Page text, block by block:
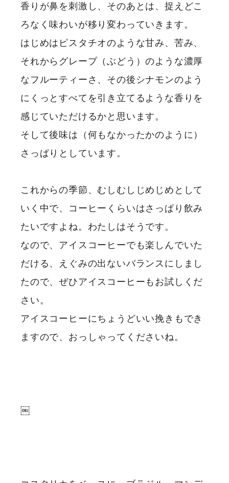
香りが鼻を刺激し、そのあとは、捉えどこ
ろなく味わいが移り変わっていきます。
はじめはピスタチオのような甘み、苦み、
それからグレープ（ぶどう）のような濃厚
なフルーティーさ、その後シナモンのよう
にくっとすべてを引き立てるような香りを
感じていただけるかと思います。
そして後味は（何もなかったかのように）
さっぱりとしています。
これからの季節、むしむしじめじめとして
いく中で、コーヒーくらいはさっぱり飲み
たいですよね。わたしはそうです。
なので、アイスコーヒーでも楽しんでいた
だける、えぐみの出ないバランスにしまし
たので、ぜひアイスコーヒーもお試しくだ
さい。
アイスコーヒーにちょうどいい挽きもでき
ますので、おっしゃってくださいね。
￼